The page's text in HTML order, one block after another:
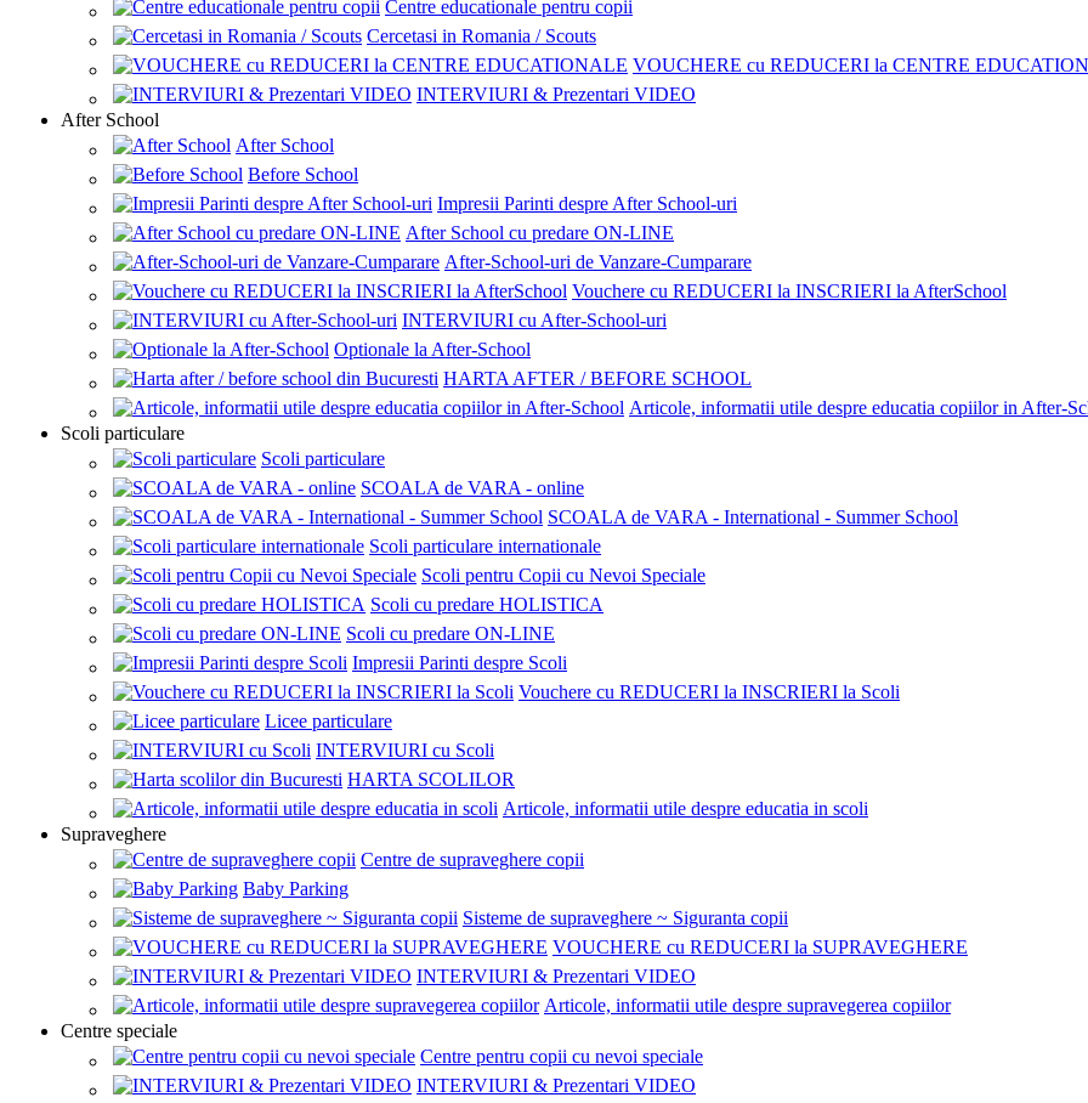
Centre educationale pentru copii
Cercetasi in Romania / Scouts
VOUCHERE cu REDUCERI la CENTRE
INTERVIURI & Prezentari VIDEO
After School
After School
Before School
Impresii Parinti despre After School-uri
After School cu predare ON-LINE
After-School-uri de Vanzare-Cumparare
Vouchere cu REDUCERI la INSCRIERI la AfterSchool
INTERVIURI cu After-School-uri
Optionale la After-School
HARTA AFTER / BEFORE SCHOOL
Articole, informatii utile despre educatia copiilor in After-
Scoli particulare
Scoli particulare
SCOALA de VARA - online
SCOALA de VARA - International - Summer School
Scoli particulare internationale
Scoli pentru Copii cu Nevoi Speciale
Scoli cu predare HOLISTICA
Scoli cu predare ON-LINE
Impresii Parinti despre Scoli
Vouchere cu REDUCERI la INSCRIERI la Scoli
Licee particulare
INTERVIURI cu Scoli
HARTA SCOLILOR
Articole, informatii utile despre educatia in scoli
Supraveghere
Centre de supraveghere copii
Baby Parking
Sisteme de supraveghere ~ Siguranta copii
VOUCHERE cu REDUCERI la SUPRAVEGHERE
INTERVIURI & Prezentari VIDEO
Articole, informatii utile despre supravegerea copiilor
Centre speciale
Centre pentru copii cu nevoi speciale
INTERVIURI & Prezentari VIDEO